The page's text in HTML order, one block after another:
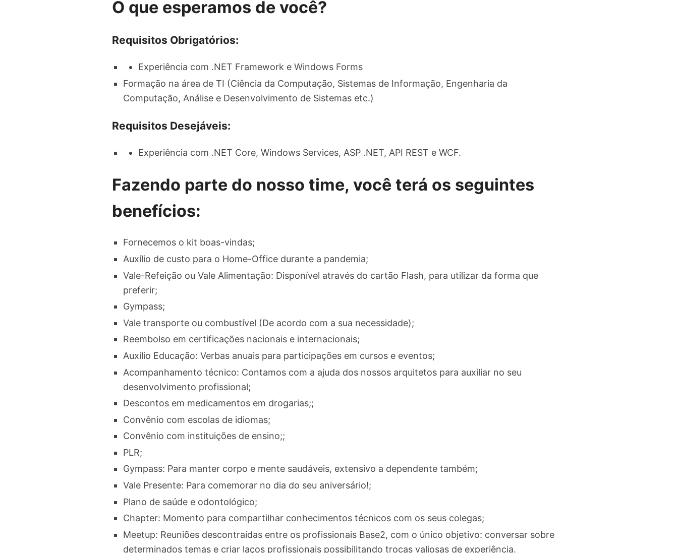
O que esperamos de você?
Requisitos Obrigatórios:
Experiência com .NET Framework e Windows Forms
Formação na área de TI (Ciência da Computação, Sistemas de Informação, Engenharia da
Computação, Análise e Desenvolvimento de Sistemas etc.)
Requisitos Desejáveis:
Experiência com .NET Core, Windows Services, ASP .NET, API REST e WCF.
Fazendo parte do nosso time, você terá os seguintes
benefícios:
Fornecemos o kit boas-vindas;
Auxílio de custo para o Home-Office durante a pandemia;
Vale-Refeição ou Vale Alimentação: Disponível através do cartão Flash, para utilizar da forma que
preferir;
Gympass;
Vale transporte ou combustível (De acordo com a sua necessidade);
Reembolso em certificações nacionais e internacionais;
Auxílio Educação: Verbas anuais para participações em cursos e eventos;
Acompanhamento técnico: Contamos com a ajuda dos nossos arquitetos para auxiliar no seu
desenvolvimento profissional;
Descontos em medicamentos em drogarias;;
Convênio com escolas de idiomas;
Convênio com instituições de ensino;;
PLR;
Gympass: Para manter corpo e mente saudáveis, extensivo a dependente também;
Vale Presente: Para comemorar no dia do seu aniversário!;
Plano de saúde e odontológico;
Chapter: Momento para compartilhar conhecimentos técnicos com os seus colegas;
Meetup: Reuniões descontraídas entre os profissionais Base2, com o único objetivo: conversar sobre
determinados temas e criar laços profissionais possibilitando trocas valiosas de experiência.